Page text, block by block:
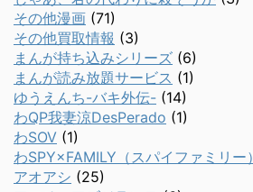
その他漫画 (71)
その他買取情報 (3)
まんが持ち込みシリーズ (6)
まんが読み放題サービス (1)
ゆうえんち-バキ外伝- (14)
わQP我妻涼DesPerado (1)
わSOV (1)
わSPY×FAMILY（スパイファミリー）
アオアシ (25)